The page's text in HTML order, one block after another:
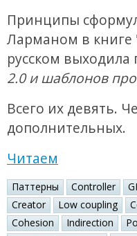
Принципы
Ларманом в книге
русском
2.0 и шаблонов
Всего их девять.
дополнительных.
Читаем
Паттерны Controller
Creator
Low coupling
Cohesion
Indirection